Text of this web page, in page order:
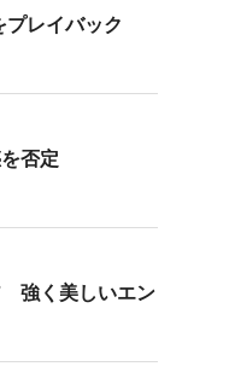
レイバック
否定
強く美しいエン